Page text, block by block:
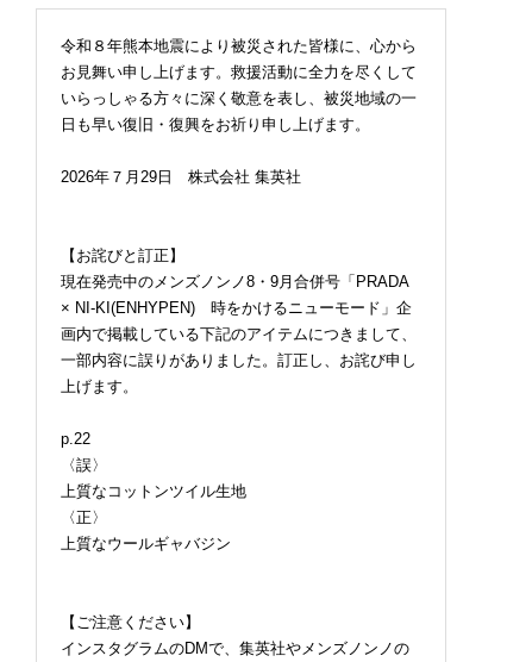
令和８年熊本地震により被災された皆様に、心から
お見舞い申し上げます。救援活動に全力を尽くして
いらっしゃる方々に深く敬意を表し、被災地域の一
日も早い復旧・復興をお祈り申し上げます。
2026年７月29日 株式会社 集英社
【お詫びと訂正】
現在発売中のメンズノンノ8・9月合併号「PRADA
× NI-KI(ENHYPEN) 時をかけるニューモード」企
画内で掲載している下記のアイテムにつきまして、
一部内容に誤りがありました。訂正し、お詫び申し
上げます。
p.22
〈誤〉
上質なコットンツイル生地
〈正〉
上質なウールギャバジン
【ご注意ください】
インスタグラムのDMで、集英社やメンズノンノの